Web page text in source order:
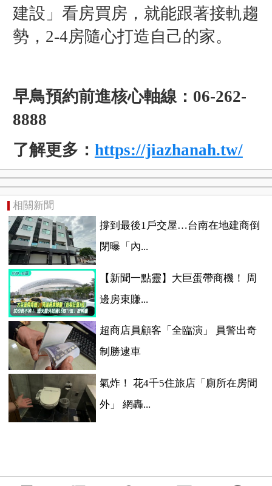
建設」看房買房，就能跟著接軌趨
勢，2-4房隨心打造自己的家。
早鳥預約前進核心軸線：06-262-
8888
了解更多： https://jiazhanah.tw/
相關新聞
撐到最後1戶交屋…台南在地建商倒
閉曝「內...
【新聞一點靈】大巨蛋帶商機！ 周
邊房東賺...
超商店員顧客「全臨演」 員警出奇
制勝逮車
氣炸！ 花4千5住旅店「廁所在房間
外」 網轟...